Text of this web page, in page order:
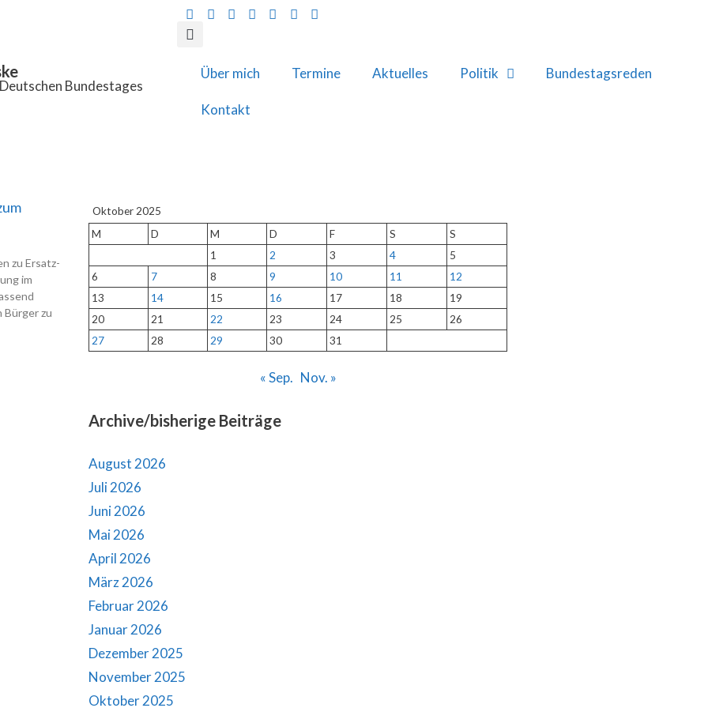
Bundestages
Über mich Termine Aktuelles Politik Bundestagsreden
Kontakt
zu Ersatz-
im
Bürger zu
Oktober 2025
M
D M D F S
S
1
2 3 4
5
6
7 8 9 10 11
12
13
14 15 16 17 18
19
20
21 22 23 24 25
26
27
28 29 30 31
« Sep. Nov. »
Archive/bisherige Beiträge
August 2026
Juli 2026
Juni 2026
Mai 2026
April 2026
März 2026
Februar 2026
Januar 2026
Dezember 2025
November 2025
Oktober 2025